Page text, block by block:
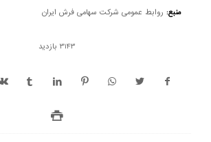
منبع: روابط عمومی شرکت سهامی فرش ایران
3143 بازدید